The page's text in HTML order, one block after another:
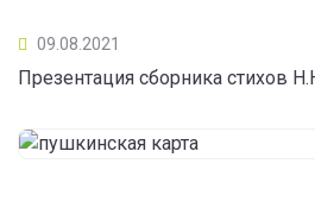
09.08.2021
Презентация сборника стихов